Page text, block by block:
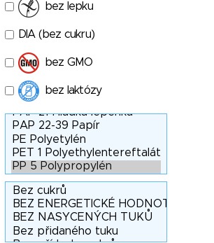
bez lepku
DIA (bez cukru)
bez GMO
bez laktózy